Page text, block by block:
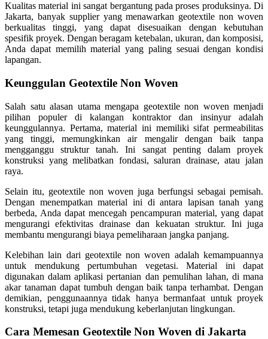
Kualitas material ini sangat bergantung pada proses produksinya. Di
Jakarta, banyak supplier yang menawarkan geotextile non woven
berkualitas tinggi, yang dapat disesuaikan dengan kebutuhan
spesifik proyek. Dengan beragam ketebalan, ukuran, dan komposisi,
Anda dapat memilih material yang paling sesuai dengan kondisi
lapangan.
Keunggulan Geotextile Non Woven
Salah satu alasan utama mengapa geotextile non woven menjadi
pilihan populer di kalangan kontraktor dan insinyur adalah
keunggulannya. Pertama, material ini memiliki sifat permeabilitas
yang tinggi, memungkinkan air mengalir dengan baik tanpa
mengganggu struktur tanah. Ini sangat penting dalam proyek
konstruksi yang melibatkan fondasi, saluran drainase, atau jalan
raya.
Selain itu, geotextile non woven juga berfungsi sebagai pemisah.
Dengan menempatkan material ini di antara lapisan tanah yang
berbeda, Anda dapat mencegah pencampuran material, yang dapat
mengurangi efektivitas drainase dan kekuatan struktur. Ini juga
membantu mengurangi biaya pemeliharaan jangka panjang.
Kelebihan lain dari geotextile non woven adalah kemampuannya
untuk mendukung pertumbuhan vegetasi. Material ini dapat
digunakan dalam aplikasi pertanian dan pemulihan lahan, di mana
akar tanaman dapat tumbuh dengan baik tanpa terhambat. Dengan
demikian, penggunaannya tidak hanya bermanfaat untuk proyek
konstruksi, tetapi juga mendukung keberlanjutan lingkungan.
Cara Memesan Geotextile Non Woven di Jakarta